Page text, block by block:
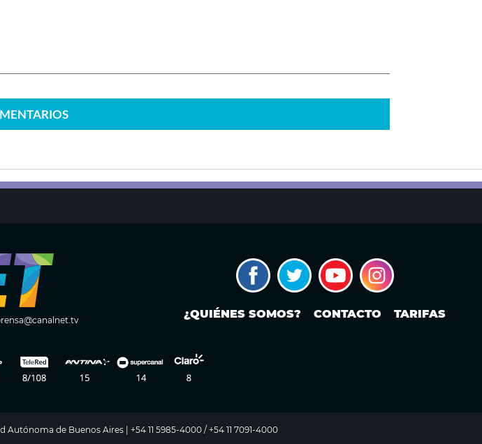
¿QUIÉNES SOMOS? CONTACTO TARIFAS
de Buenos Aires | +54 11 5985-4000 / +54 11 7091-4000